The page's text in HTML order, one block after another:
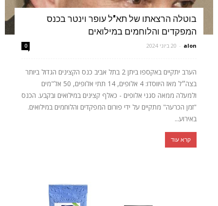
בוטלה הרצאתו של תא"ל עופר וינטר בכנס
המפקדים והלוחמים במילואים
alon
- 20 ביוני 2024 0
הערב יתקיים באקספו ביתן 2 בתל אביב כנס הקצינים הגדול ביותר
בצה״ל מאז היווסדו: 4 אלופים, 14 תתי אלופים, 50 אל"מים
ולמעלה ממאה סגני אלופים - כאלף קצינים במילואים ובקבע. הכנס
"זמן הכרעה" מתקיים על ידי פורום המפקדים והלוחמים במילואים.
באירוע...
קרא עוד